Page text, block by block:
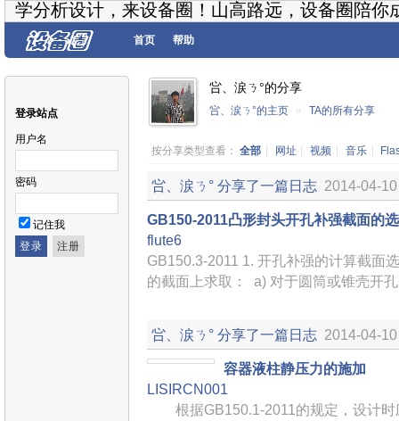
学分析设计，来设备圈！山高路远，设备圈陪你
首页 帮助
登录站点
用户名
密码
记住我
吢、涙ㄋ°的分享
吢、涙ㄋ°的主页 » TA的所有分享
按分享类型查看： 全部 网址 视频 音乐
吢、涙ㄋ° 分享了一篇日志 2014-04-
GB150-2011凸形封头开孔补强截面的
flute6
GB150.3-2011 1. 开孔补强的计算截面
的截面上求取： a) 对于圆筒或锥壳开
吢、涙ㄋ° 分享了一篇日志 2014-04-
容器液柱静压力的施加
LISIRCN001
根据GB150.1-2011的规定，设计时